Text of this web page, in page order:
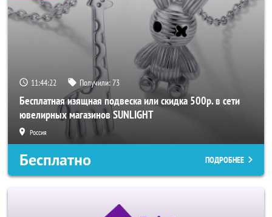
11:44:20 Получили:73
Бесплатная изящная подвеска или скидка 500р. в сети
ювелирных магазинов SUNLIGHT
Россия
Бесплатно ПОДРОБНЕЕ